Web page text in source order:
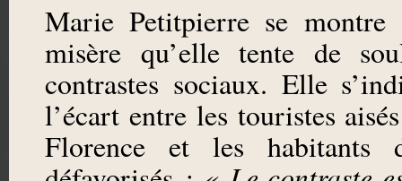
Marie Petitpierre se montre
misère qu’elle tente de
contrastes sociaux. Elle
l’écart entre les touristes
Florence et les habitants